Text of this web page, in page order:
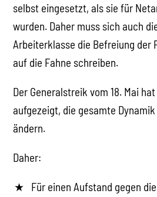
selbst eingesetzt, als sie für
wurden. Daher muss sich auch
Arbeiterklasse die Befreiung der
auf die Fahne schreiben.
Der Generalstreik vom 18. Mai
aufgezeigt, die gesamte
ändern.
Daher:
Für einen Aufstand gegen